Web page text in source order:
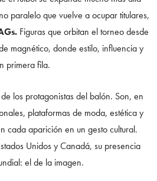
paralelo que vuelve a ocupar titulares,
Figuras que orbitan el torneo desde
magnético, donde estilo, influencia y
primera fila.
los protagonistas del balón. Son, en
plataformas de moda, estética y
cada aparición en un gesto cultural.
Unidos y Canadá, su presencia
el de la imagen.